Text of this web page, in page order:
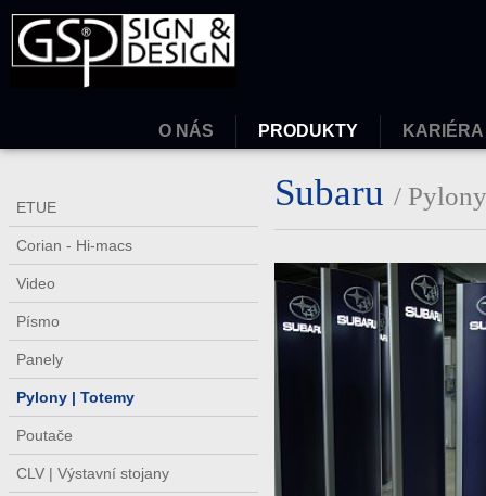
O NÁS PRODUKTY KARIÉRA
ETUE
Corian - Hi-macs
Video
Písmo
Panely
Pylony | Totemy
Poutače
CLV | Výstavní stojany
Subaru /